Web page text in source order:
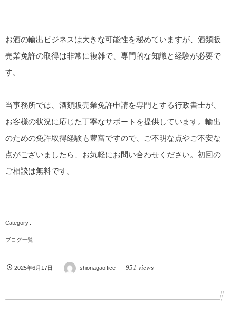
お酒の輸出ビジネスは大きな可能性を秘めていますが、酒類販
売業免許の取得は非常に複雑で、専門的な知識と経験が必要で
す。
当事務所では、酒類販売業免許申請を専門とする行政書士が、
お客様の状況に応じた丁寧なサポートを提供しています。輸出
のための免許取得経験も豊富ですので、ご不明な点やご不安な
点がございましたら、お気軽にお問い合わせください。初回の
ご相談は無料です。
ブログ一覧
2025年6月17日 shionagaoffice 951 views